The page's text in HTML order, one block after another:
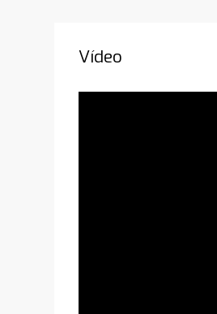
Vídeo